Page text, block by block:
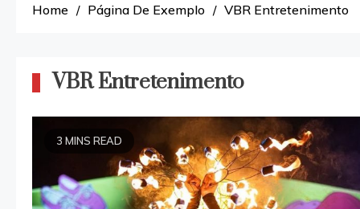
Home Página De Exemplo VBR Entretenimento
VBR Entretenimento
3 MINS READ